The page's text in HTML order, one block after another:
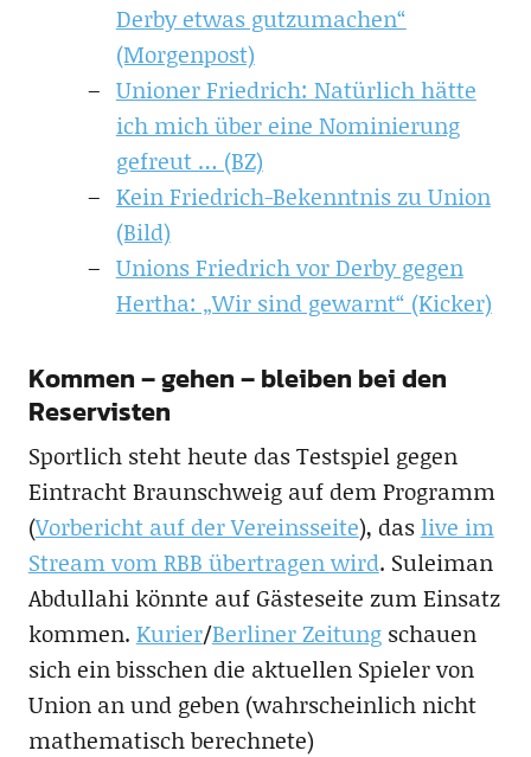
Derby etwas gutzumachen“
(Morgenpost)
Unioner Friedrich: Natürlich hätte
ich mich über eine Nominierung
gefreut … (BZ)
Kein Friedrich-Bekenntnis zu Union
(Bild)
Unions Friedrich vor Derby gegen
Hertha: „Wir sind gewarnt“ (Kicker)
Kommen – gehen – bleiben bei den
Reservisten
Sportlich steht heute das Testspiel gegen
Eintracht Braunschweig auf dem Programm
(Vorbericht auf der Vereinsseite), das live im
Stream vom RBB übertragen wird. Suleiman
Abdullahi könnte auf Gästeseite zum Einsatz
kommen. Kurier/Berliner Zeitungschauen
sich ein bisschen die aktuellen Spieler von
Union an und geben (wahrscheinlich nicht
mathematisch berechnete)